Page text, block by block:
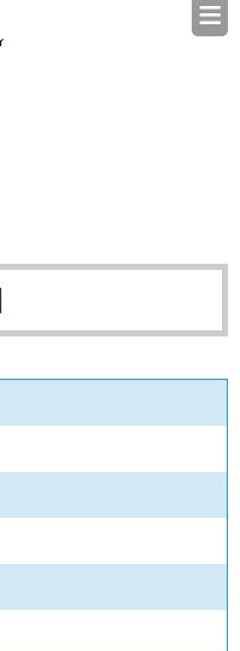
認定特定非営利活動法人（
≡